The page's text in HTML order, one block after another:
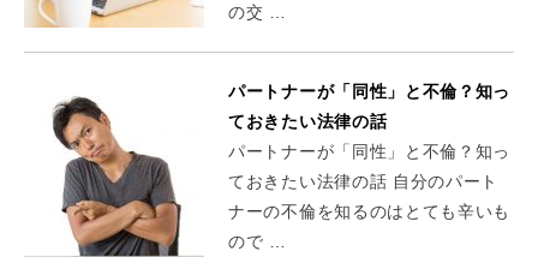
の交 …
パートナーが「同性」と不倫？知っ
ておきたい法律の話
パートナーが「同性」と不倫？知っ
ておきたい法律の話 自分のパート
ナーの不倫を知るのはとても辛いも
ので …